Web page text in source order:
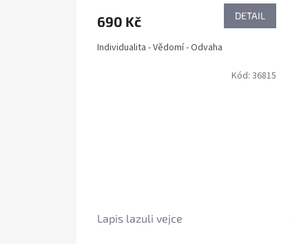
690 Kč DETAIL
Individualita - Vědomí - Odvaha
Lapis lazuli vejce
Kód: 36815